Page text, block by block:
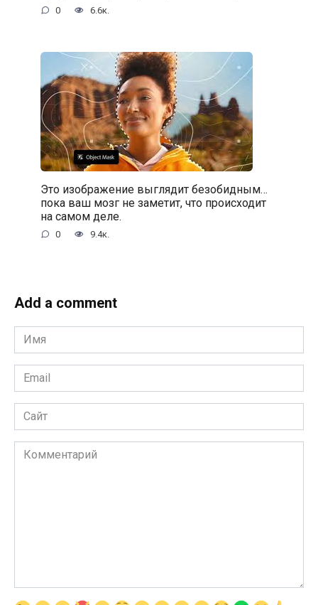
0 6.6к.
Это изображение выглядит безобидным…
пока ваш мозг не заметит, что происходит
на самом деле.
0 9.4к.
Add a comment
Имя
*
Email
*
Сайт
Комментарий